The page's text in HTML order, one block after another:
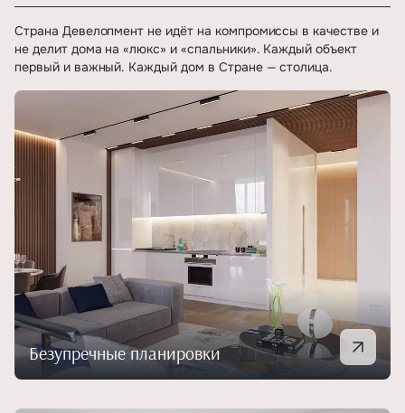
Страна Девелопмент не идёт на компромиссы в качестве и
не делит дома на «люкс» и «спальники». Каждый объект
первый и важный. Каждый дом в Стране — столица.
Безупречные планировки